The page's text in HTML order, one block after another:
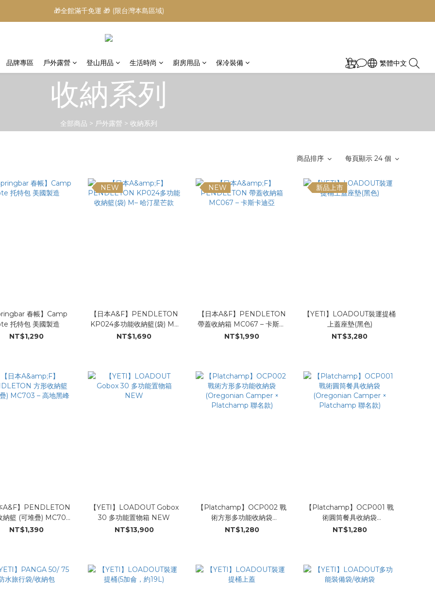
🎁全館滿千免運 🎁 (限台灣本島區域)
品牌專區 戶外露營 登山用品 生活時尚 廚房用品 保冷裝備 繁體中文
收納系列
全部商品 > 戶外露營 > 收納系列
商品排序 每頁顯示 24 個
春帳】Camp
托特包 美國製造
NT$1,290
NEW
【日本A&F】PENDLETON
KP024多功能收納籃(袋) M–
哈汀星芒款
NT$1,690
NEW
【日本A&F】PENDLETON
帶蓋收納箱 MC067 – 卡斯卡
迪亞
NT$1,990
新品上市
【YETI】LOADOUT裝運提桶
上蓋座墊(黑色)
NT$3,280
A&F】PENDLETON
納籃 (可堆疊) MC703
– 高地黑峰
NT$1,390
【YETI】LOADOUT Gobox
30 多功能置物箱 NEW
NT$13,900
【Platchamp】OCP002 戰
術方形多功能收納袋
(Oregonian Camper ×
NT$1,280
【Platchamp】OCP001 戰
術圓筒餐具收納袋
(Oregonian Camper ×
NT$1,280